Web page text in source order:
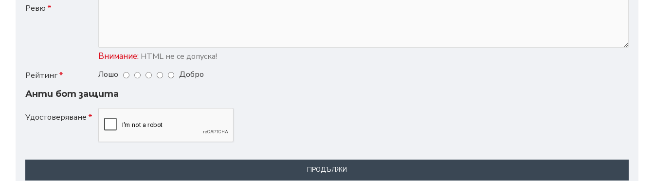
Ревю
Внимание: HTML не се допуска!
Рейтинг
Лошо
Добро
Анти бот защита
Удостоверяване
ПРОДЪЛЖИ